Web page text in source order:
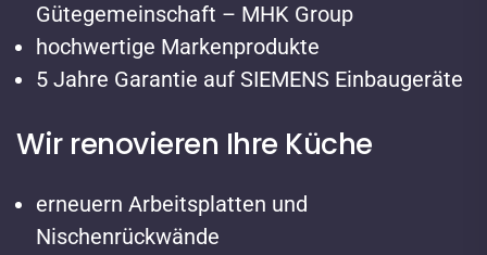
Gütegemeinschaft – MHK Group
hochwertige Markenprodukte
5 Jahre Garantie auf SIEMENS Einbaugeräte
Wir renovieren Ihre Küche
erneuern Arbeitsplatten und
Nischenrückwände